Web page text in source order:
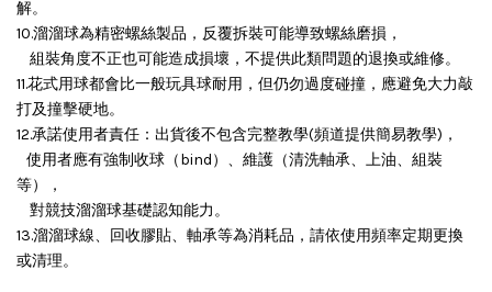
解。
10.溜溜球為精密螺絲製品，反覆拆裝可能導致螺絲磨損，
組裝角度不正也可能造成損壞， 不提供此類問題的退換或維修。
11.花式用球都會比一般玩具球耐用，但仍勿過度碰撞，應避免大力敲
打及撞擊硬地。
12.承諾使用者責任：出貨後不包含完整教學(頻道提供簡易教學)，
使用者應有強制收球（bind）、維護（清洗軸承、上油、組裝
等），
對競技溜溜球基礎認知能力。
13.溜溜球線、回收膠貼、軸承等為消耗品，請依使用頻率定期更換
或清理。